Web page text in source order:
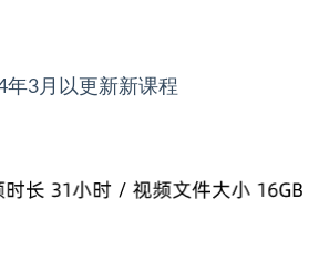
年3月以更新新课程